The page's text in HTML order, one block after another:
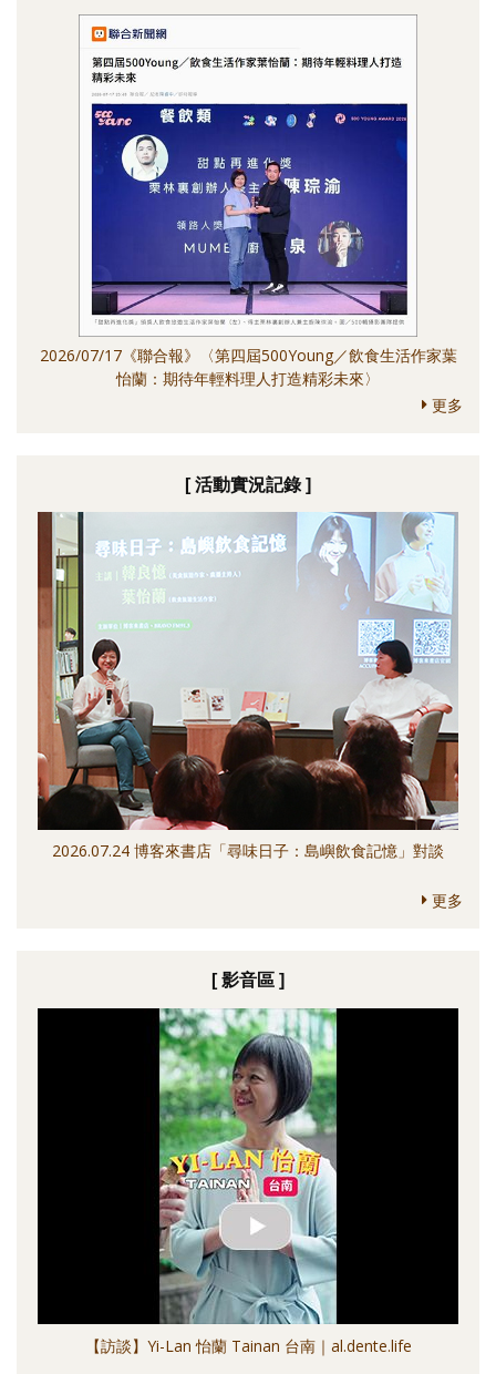
2026/07/17《聯合報》〈第四屆500Young／飲食生活作家葉
怡蘭：期待年輕料理人打造精彩未來〉
更多
[ 活動實況記錄 ]
2026.07.24 博客來書店「尋味日子：島嶼飲食記憶」對談
更多
[ 影音區 ]
【訪談】Yi-Lan 怡蘭 Tainan 台南｜al.dente.life